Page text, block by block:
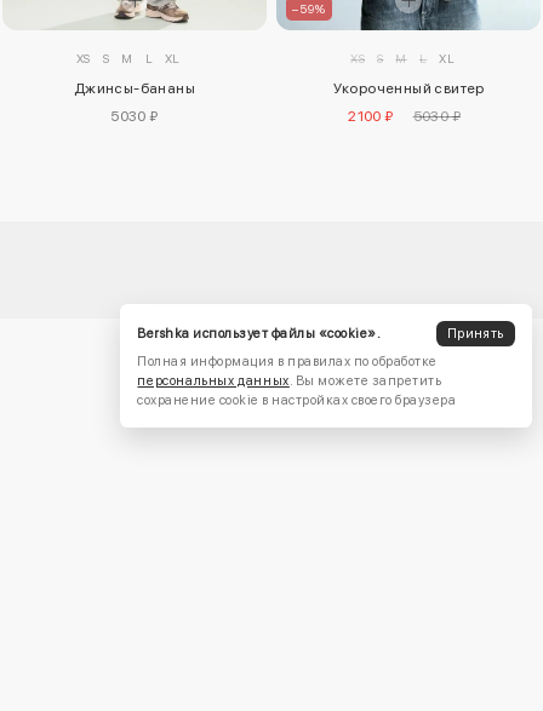
XS S M L XL
Джинсы-бананы
5030 ₽
–59%
XS S M L XL
Укороченный свитер
2100 ₽
5030 ₽
Bershka использует файлы «cookie».
Принять
Полная информация в правилах по обработке
персональных данных. Вы можете запретить
сохранение cookie в настройках своего браузера